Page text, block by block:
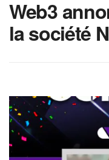
Web3
la société